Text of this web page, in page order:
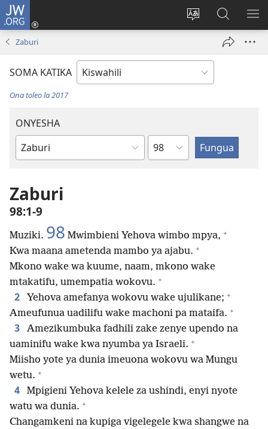
JW.ORG
Badili
tovuti
Ingia
(opens
Tafuta
Katika
JW.ORG
Zaburi
SOMA KATIKA
Ona toleo la 2017
ONYESHA
Kitabu
Biblia
Sura
Zaburi
98:1-9
Muziki. 98 Mwimbieni Yehova wimbo mpya, +
Kwa maana ametenda mambo ya ajabu. +
Mkono wake wa kuume, naam, mkono wake
mtakatifu, umempatia wokovu. +
2 Yehova amefanya wokovu wake ujulikane; +
Ameufunua uadilifu wake machoni pa mataifa. +
3
Amezikumbuka fadhili zake zenye upendo na
uaminifu wake kwa nyumba ya Israeli. +
Miisho yote ya dunia imeuona wokovu wa Mungu
wetu. +
4
Mpigieni Yehova kelele za ushindi, enyi nyote
watu wa dunia. +
Changamkeni na kupiga vigelegele kwa shangwe na